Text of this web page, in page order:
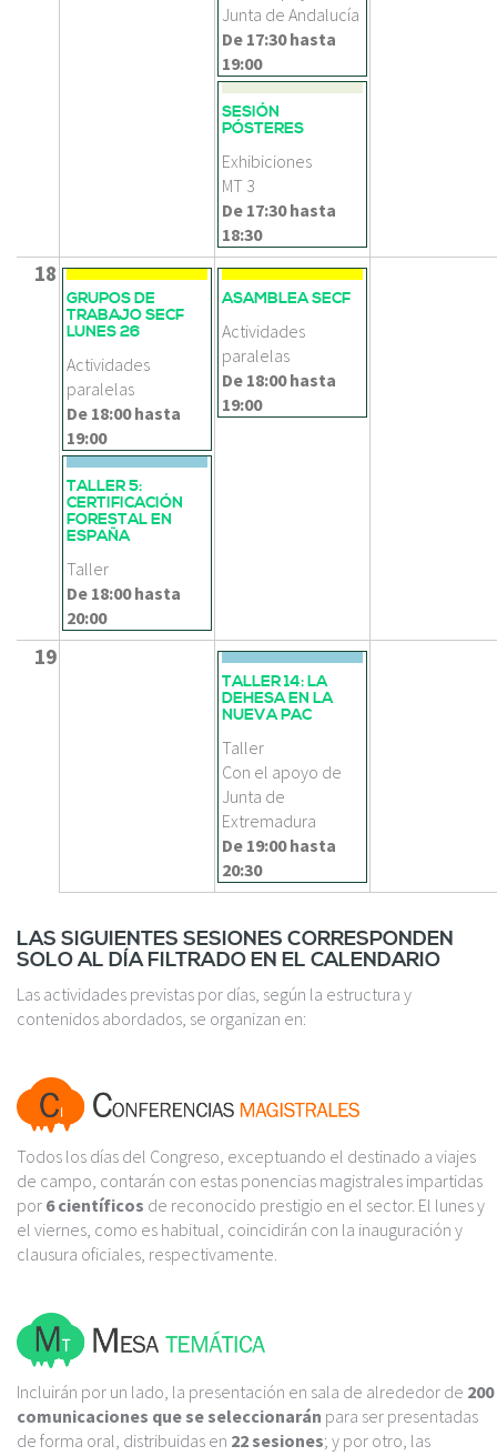
Junta de Andalucía
De 17:30hasta
19:00
SESIÓN
PÓSTERES
Exhibiciones
MT 3
De 17:30hasta
18:30
18
GRUPOS DE
TRABAJO SECF
LUNES 26
Actividades
paralelas
De 18:00hasta
19:00
TALLER 5:
CERTIFICACIÓN
FORESTAL EN
ESPAÑA
Taller
De 18:00hasta
20:00
ASAMBLEA SECF
Actividades
paralelas
De 18:00hasta
19:00
19
TALLER 14: LA
DEHESA EN LA
NUEVA PAC
Taller
Con el apoyo de
Junta de
Extremadura
De 19:00hasta
20:30
LAS SIGUIENTES SESIONES CORRESPONDEN
SOLO AL DÍA FILTRADO EN EL CALENDARIO
Las actividades previstas por días, según la estructura y
contenidos abordados, se organizan en:
Todos los días del Congreso, exceptuando el destinado a viajes
de campo, contarán con estas ponencias magistrales impartidas
por 6 científicos de reconocido prestigio en el sector. El lunes y
el viernes, como es habitual, coincidirán con la inauguración y
clausura oficiales, respectivamente.
Incluirán por un lado, la presentación en sala de alrededor de 200
comunicaciones que se seleccionarán para ser presentadas
de forma oral, distribuidas en 22 sesiones; y por otro, las